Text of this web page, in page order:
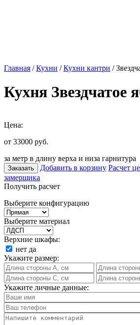
Главная /Кухни /Кухни кантри /
Кухня Звездчатое
Цена:
от 33000 руб.
за метр в длину верха и низа гарнитура
Заказать Добавить в корзину Расчет
замерщика
Получить расчет
Выберите конфигурацию
Выберите материал
Верхние шкафы:
нет да
Укажите размер:
Укажите личные данные: